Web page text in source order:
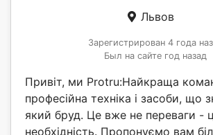
Львов
Зарегистрирован 4 года
Был на сайте год назад
Привіт, ми Protru:Найкраща
професійна техніка і засоби, що
який бруд. Це вже не переваги -
необхідність. Пропонуємо вам